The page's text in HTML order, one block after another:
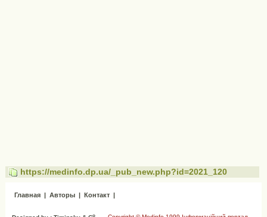
https://medinfo.dp.ua/_pub_new.php?id=2021_120
Главная | Авторы | Контакт |
o